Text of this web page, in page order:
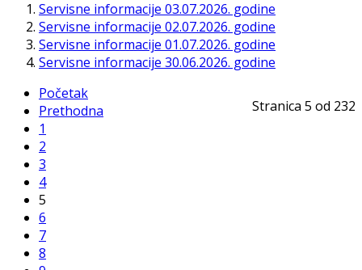
Servisne informacije 03.07.2026. godine
Servisne informacije 02.07.2026. godine
Servisne informacije 01.07.2026. godine
Servisne informacije 30.06.2026. godine
Stranica 5 od 232
Početak
Prethodna
1
2
3
4
5
6
7
8